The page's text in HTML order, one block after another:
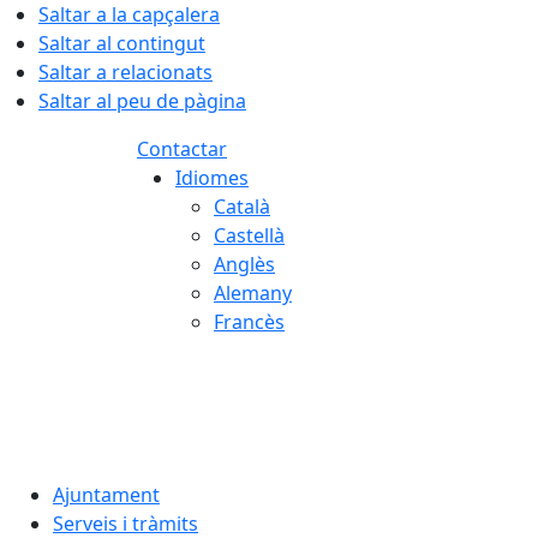
Saltar a la capçalera
Saltar al contingut
Saltar a relacionats
Saltar al peu de pàgina
Contactar
Idiomes
Català
Castellà
Anglès
Alemany
Francès
Ajuntament
Serveis i tràmits